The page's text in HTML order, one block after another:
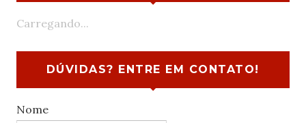
Carregando...
DÚVIDAS? ENTRE EM CONTATO!
Nome